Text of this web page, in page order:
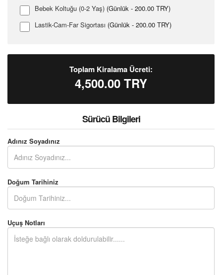
Bebek Koltuğu (0-2 Yaş) (Günlük - 200.00 TRY)
Lastik-Cam-Far Sigortası (Günlük - 200.00 TRY)
Toplam Kiralama Ücreti:
4,500.00 TRY
Sürücü Bilgileri
Adınız Soyadınız
Doğum Tarihiniz
Uçuş Notları